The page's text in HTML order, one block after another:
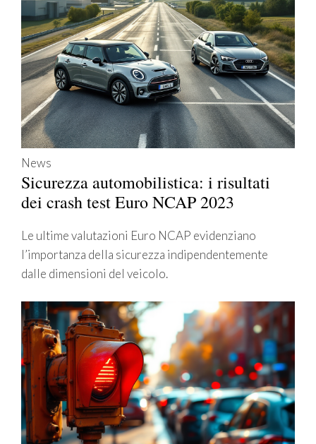
News
Sicurezza automobilistica: i risultati
dei crash test Euro NCAP 2023
Le ultime valutazioni Euro NCAP evidenziano
l’importanza della sicurezza indipendentemente
dalle dimensioni del veicolo.